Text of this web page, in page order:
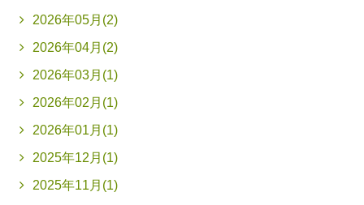
2026年05月(2)
2026年04月(2)
2026年03月(1)
2026年02月(1)
2026年01月(1)
2025年12月(1)
2025年11月(1)